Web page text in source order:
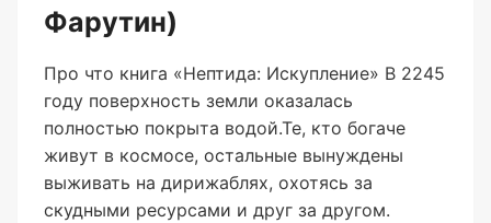
Фарутин)
Про что книга «Нептида: Искупление» В 2245
году поверхность земли оказалась
полностью покрыта водой.Те, кто богаче
живут в космосе, остальные вынуждены
выживать на дирижаблях, охотясь за
скудными ресурсами и друг за другом.